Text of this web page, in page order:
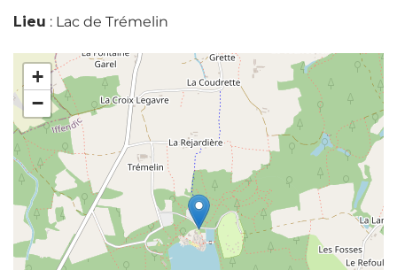
Lieu : Lac de Trémelin
+
−